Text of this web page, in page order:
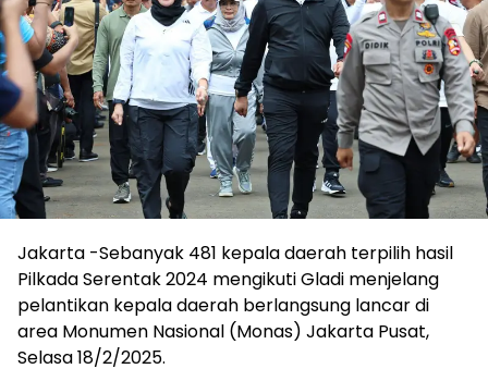
Jakarta -Sebanyak 481 kepala daerah terpilih hasil
Pilkada Serentak 2024 mengikuti Gladi menjelang
pelantikan kepala daerah berlangsung lancar di
area Monumen Nasional (Monas) Jakarta Pusat,
Selasa 18/2/2025.